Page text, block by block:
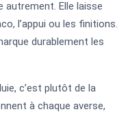
autrement. Elle laisse
l’appui ou les finitions.
durablement les
c’est plutôt de la
à chaque averse,